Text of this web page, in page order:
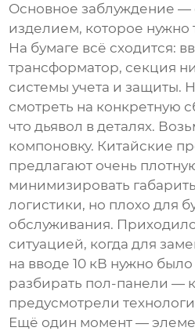
Основное заблуждение —
изделием, которое нужно
На бумаге всё сходится:
трансформатор, секция
системы учета и защиты.
смотреть на конкретную
что дьявол в деталях.
компоновку. Китайские
предлагают очень
минимизировать
логистики, но плохо для
обслуживания.
ситуацией, когда для
на вводе 10 кВ нужно
разбирать пол-панели —
предусмотрели
Ещё один момент —